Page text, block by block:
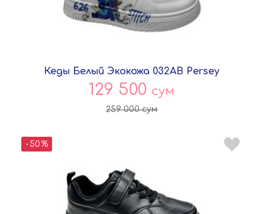
Кеды Белый Экокожа 032AB Persey
129 500 сум
259 000сум
-50%